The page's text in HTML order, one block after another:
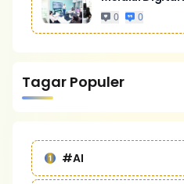
Bisnis Yang
0 0
Tagar Populer
#AI